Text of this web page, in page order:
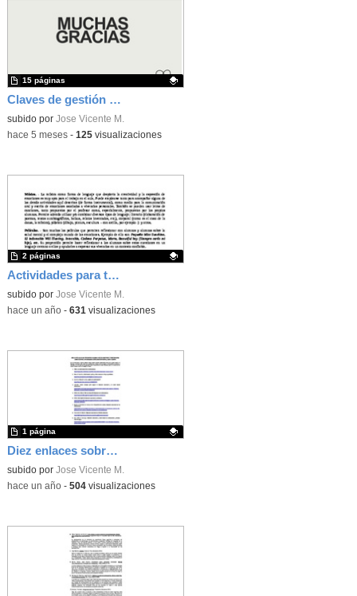
Claves de gestión emocional en el aula. Buenas y malas praxis
Contenido educativo.
subido por Jose Vicente M.
15 páginas
-hace 5 meses- 125visualizaciones
Actividades para trabajar en el aula la gestión emocional
Contenido educativo.
subido por Jose Vicente M.
2 páginas
-hace un año- 631 visualizaciones
Diez enlaces sobre salud mental y bienestar emocional
Contenido educativo.
subido por Jose Vicente M.
1 página
-hace un año- 504visualizaciones